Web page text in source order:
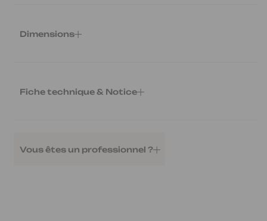
Type d'ampoule : E27
Dimensions
Fiche technique & Notice
Télécharger
Vous êtes un professionnel ?